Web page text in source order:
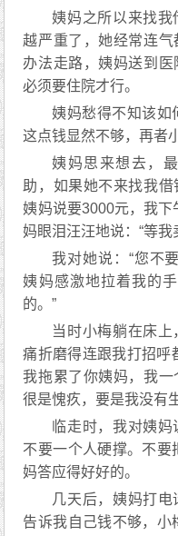
姨妈之所以来找我
越严重了，她经常连
办法走路，姨妈送到医
必须要住院才行。
姨妈愁得不知该如
这点钱显然不够，再者
姨妈思来想去，
助，如果她不来找我借
姨妈说要3000元，我下
妈眼泪汪汪地说：“等
我对她说：“您不
姨妈感激地拉着我的
的。”
当时小梅躺在床
痛折磨得连跟我打招呼
我拖累了你姨妈，我
很是愧疚，要是我没有
临走时，我对姨妈
不要一个人硬撑。不要
妈答应得好好的。
几天后，姨妈打
告诉我自己钱不够，小